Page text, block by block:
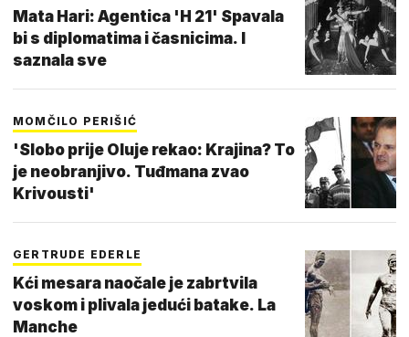
Mata Hari: Agentica 'H 21' Spavala
bi s diplomatima i časnicima. I
saznala sve
MOMČILO PERIŠIĆ
'Slobo prije Oluje rekao: Krajina? To
je neobranjivo. Tuđmana zvao
Krivousti'
GERTRUDE EDERLE
Kći mesara naočale je zabrtvila
voskom i plivala jedući batake. La
Manche